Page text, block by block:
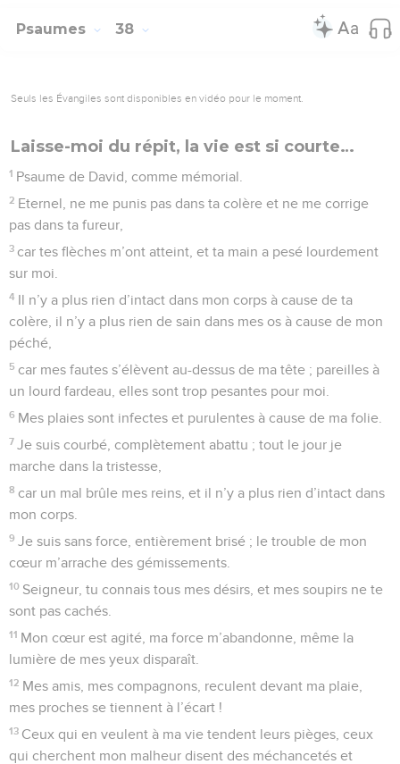
Psaumes 38
Seuls les Évangiles sont disponibles en vidéo pour le moment.
Laisse-moi du répit, la vie est si courte…
1 Psaume de David, comme mémorial.
2 Eternel, ne me punis pas dans ta colère et ne me corrige
pas dans ta fureur,
3 car tes flèches m’ont atteint, et ta main a pesé lourdement
sur moi.
4 Il n’y a plus rien d’intact dans mon corps à cause de ta
colère, il n’y a plus rien de sain dans mes os à cause de mon
péché,
5 car mes fautes s’élèvent au-dessus de ma tête ; pareilles à
un lourd fardeau, elles sont trop pesantes pour moi.
6 Mes plaies sont infectes et purulentes à cause de ma folie.
7 Je suis courbé, complètement abattu ; tout le jour je
marche dans la tristesse,
8 car un mal brûle mes reins, et il n’y a plus rien d’intact dans
mon corps.
9 Je suis sans force, entièrement brisé ; le trouble de mon
cœur m’arrache des gémissements.
10 Seigneur, tu connais tous mes désirs, et mes soupirs ne te
sont pas cachés.
11 Mon cœur est agité, ma force m’abandonne, même la
lumière de mes yeux disparaît.
12 Mes amis, mes compagnons, reculent devant ma plaie,
mes proches se tiennent à l’écart !
13 Ceux qui en veulent à ma vie tendent leurs pièges, ceux
qui cherchent mon malheur disent des méchancetés et